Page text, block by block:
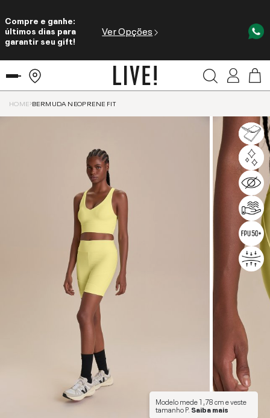
Compre e ganhe:
últimos dias para
garantir seu gift!
Ver Opções
HOME BERMUDA NEOPRENE FIT
Modelo mede1,78 cme veste
tamanhoP. Saiba mais